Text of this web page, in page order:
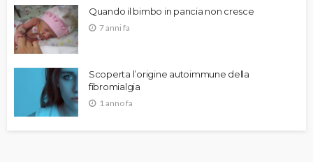
Quando il bimbo in pancia non cresce
7 anni fa
Scoperta l’origine autoimmune della
fibromialgia
1 anno fa